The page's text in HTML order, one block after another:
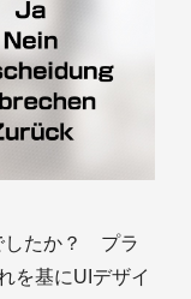
したか？ プラ
を基にUIデザイ